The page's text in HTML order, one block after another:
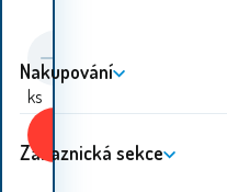
ks
Nakupování
Zákaznická sekce